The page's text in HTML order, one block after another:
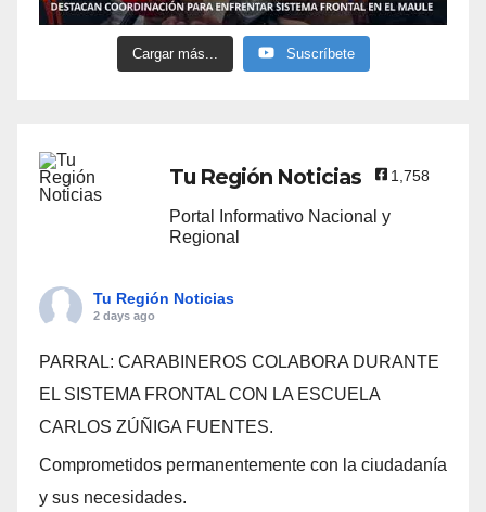
Cargar más... Suscríbete
Tu Región Noticias 1,758
Portal Informativo Nacional y
Regional
Tu Región Noticias
2 days ago
PARRAL: CARABINEROS COLABORA DURANTE
EL SISTEMA FRONTAL CON LA ESCUELA
CARLOS ZÚÑIGA FUENTES.
Comprometidos permanentemente con la ciudadanía
y sus necesidades.